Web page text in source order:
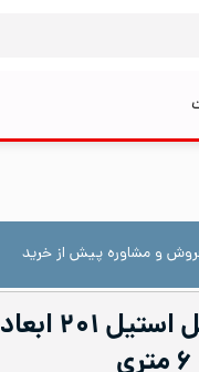
و مشاوره پیش از خرید